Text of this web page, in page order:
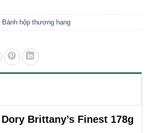
Bánh hộp thượng hạng
Brittany’s Finest 178g